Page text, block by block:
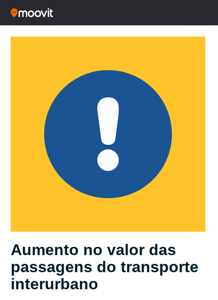
Aumento no valor das
passagens do transporte
interurbano